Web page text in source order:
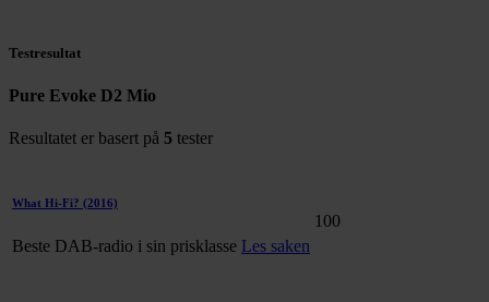
Testresultat
Pure Evoke D2 Mio
Resultatet er basert på 5 tester
What Hi-Fi? (2016)
Beste DAB-radio i sin prisklasse Les saken
100